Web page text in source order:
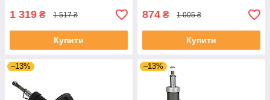
1 319 ₴ 1 517 ₴
Купити
874 ₴ 1 005 ₴
Купити
–13% –13%